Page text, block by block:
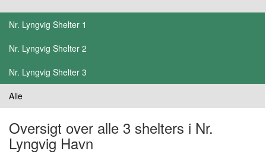
Nr. Lyngvig Shelter 1
Nr. Lyngvig Shelter 2
Nr. Lyngvig Shelter 3
Alle
Oversigt over alle 3 shelters i Nr.
Lyngvig Havn